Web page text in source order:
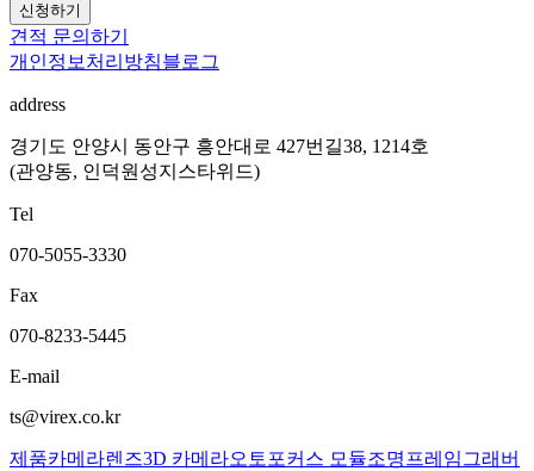
신청하기
견적 문의하기
개인정보처리방침블로그
address
경기도 안양시 동안구 흥안대로 427번길38, 1214호
(관양동, 인덕원성지스타위드)
Tel
070-5055-3330
Fax
070-8233-5445
E-mail
ts@virex.co.kr
제품카메라렌즈3D 카메라오토포커스 모듈조명 프레임그래버